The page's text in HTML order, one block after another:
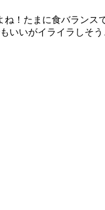
！たまに食バランス
いいがイライラしそ